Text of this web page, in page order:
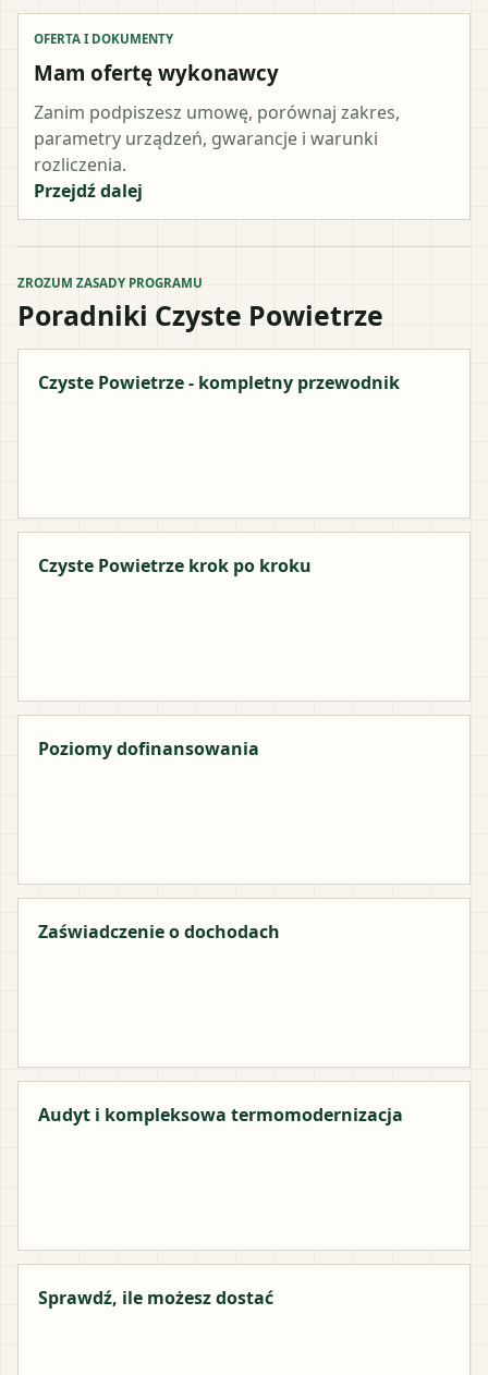
OFERTA I DOKUMENTY
Mam ofertę wykonawcy
Zanim podpiszesz umowę, porównaj zakres,
parametry urządzeń, gwarancje i warunki
rozliczenia.
Przejdź dalej
ZROZUM ZASADY PROGRAMU
Poradniki Czyste Powietrze
Czyste Powietrze - kompletny przewodnik
Czyste Powietrze krok po kroku
Poziomy dofinansowania
Zaświadczenie o dochodach
Audyt i kompleksowa termomodernizacja
Sprawdź, ile możesz dostać